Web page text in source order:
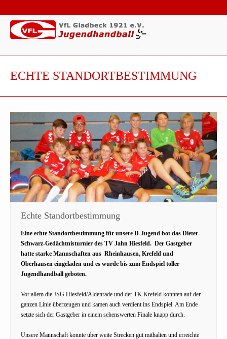
ECHTE STANDORTBESTIMMUNG
Echte Standortbestimmung
Eine echte Standortbestimmung für unsere D-Jugend bot das Dieter-
Schwarz-Gedächtnisturnier des TV Jahn Hiesfeld. Der Gastgeber
hatte starke Mannschaften aus Rheinhausen, Krefeld und
Oberhausen eingeladen und es wurde bis zum Endspiel toller
Jugendhandball geboten.
Vor allem die JSG Hiesfeld/Aldenrade und der TK Krefeld konnten auf der
ganzen Linie überzeugen und kamen auch verdient ins Endspiel. Am Ende
setzte sich der Gastgeber in einem sehenswerten Finale knapp durch.
Unsere Mannschaft konnte über weite Strecken gut mithalten und erreichte